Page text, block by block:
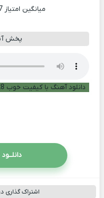
میانگین امتیاز
پخش
دانلود آهنگ با کیفیت خوب 128
اشتراک گذاری